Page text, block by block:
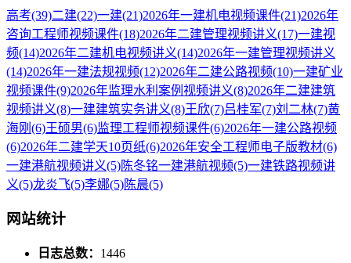
高考(39)二建(22)一建(21)2026年一建机电视频课件(21)2026年
咨询工程师视频课件(18)2026年二建管理视频讲义(17)一建视
频(14)2026年二建机电视频讲义(14)2026年一建管理视频讲义
(14)2026年一建法规视频(12)2026年二建公路视频(10)一建矿业
视频课件(9)2026年监理水利案例视频讲义(8)2026年二建建筑
视频讲义(8)一建建筑实务讲义(8)王欣(7)吕桂军(7)刘二林(7)黄
海刚 (6)王硕男(6)监理工程师视频课件(6)2026年一建公路视频
(6)2026年二建学天10页纸(6)2026年安全工程师电子版教材(6)
一建港航视频讲义(5)陈冬铭一建港航视频(5)一建铁路视频讲
义(5)龙炎飞(5)李娜(5)陈晨(5)
网站统计
日志总数： 1446